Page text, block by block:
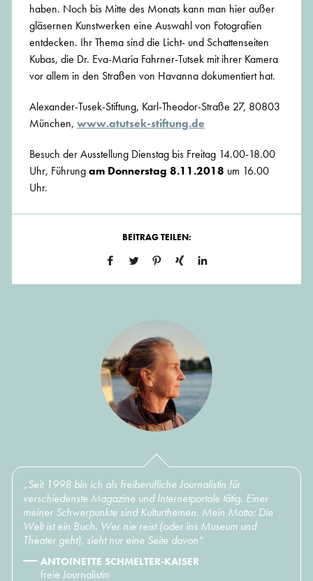
haben. Noch bis Mitte des Monats kann man hier außer
gläsernen Kunstwerken eine Auswahl von Fotografien
entdecken. Ihr Thema sind die Licht- und Schattenseiten
Kubas, die Dr. Eva-Maria Fahrner-Tutsek mit ihrer Kamera
vor allem in den Straßen von Havanna dokumentiert hat.
Alexander-Tusek-Stiftung, Karl-Theodor-Straße 27, 80803
München, www.atutsek-stiftung.de
Besuch der Ausstellung Dienstag bis Freitag 14.00-18.00
Uhr, Führungam Donnerstag 8.11.2018 um 16.00
Uhr.
BEITRAG TEILEN:
„Seit 1998 bin ich als freiberufliche Journalistin für
verschiedenste Magazine und Internetportale tätig. Einer
meiner Schwerpunkte sind Kulturthemen. Mein Motto: Die
Welt ist ein Buch. Wer nie reist (oder ins Museum und
Theater geht), sieht nur eine Seite davon“
ANTOINETTE SCHMELTER-KAISER
freie Journalistin